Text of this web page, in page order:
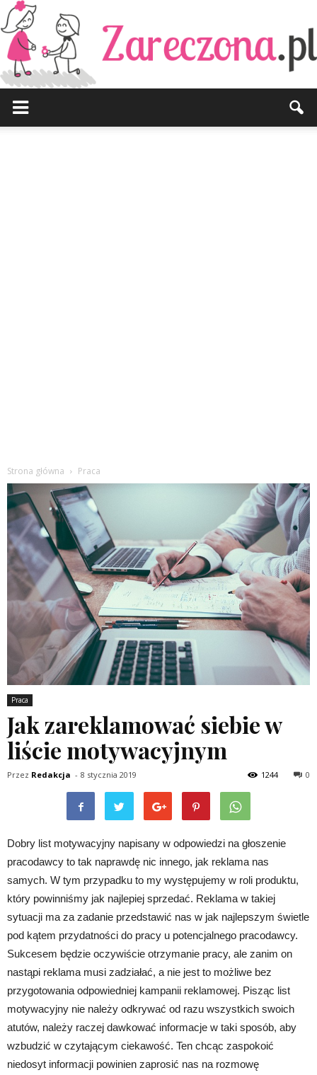
Strona główna Praca
Praca
Jak zareklamować siebie w
liście motywacyjnym
Przez Redakcja - 8 stycznia 2019 0
1244
Dobry list motywacyjny napisany w odpowiedzi na głoszenie
pracodawcy to tak naprawdę nic innego, jak reklama nas
samych. W tym przypadku to my występujemy w roli produktu,
który powinniśmy jak najlepiej sprzedać. Reklama w takiej
sytuacji ma za zadanie przedstawić nas w jak najlepszym świetle
pod kątem przydatności do pracy u potencjalnego pracodawcy.
Sukcesem będzie oczywiście otrzymanie pracy, ale zanim on
nastąpi reklama musi zadziałać, a nie jest to możliwe bez
przygotowania odpowiedniej kampanii reklamowej. Pisząc list
motywacyjny nie należy odkrywać od razu wszystkich swoich
atutów, należy raczej dawkować informacje w taki sposób, aby
wzbudzić w czytającym ciekawość. Ten chcąc zaspokoić
niedosyt informacji powinien zaprosić nas na rozmowę